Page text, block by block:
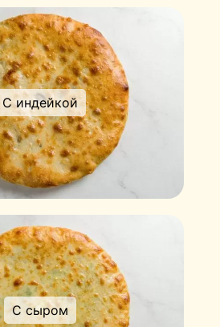
С индейкой
С сыром